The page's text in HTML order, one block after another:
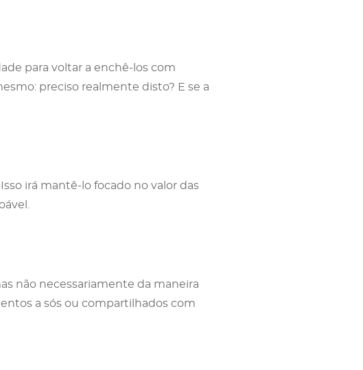
para voltar a enchê-los com
preciso realmente disto? E se a
irá mantê-lo focado no valor das
não necessariamente da maneira
a sós ou compartilhados com